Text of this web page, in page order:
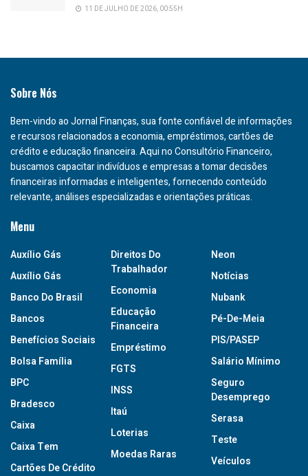
11 DE JULHO DE 2026, 00:55H
Sobre Nós
Bem-vindo ao Jornal Finanças, sua fonte confiável de informações
e recursos relacionados a economia, empréstimos, cartões de
crédito e educação financeira. Aqui no Consultório Financeiro,
buscamos capacitar indivíduos e empresas a tomar decisões
financeiras informadas e inteligentes, fornecendo conteúdo
relevante, análises especializadas e orientações práticas.
Menu
Auxílio Gás
Auxílio Gás
Banco Do Brasil
Bancos
Benefícios Sociais
Bolsa Família
BPC
Bradesco
Caixa
Caixa Tem
Cartões De Crédito
Direitos Do
Trabalhador
Economia
Educação
Financeira
Empréstimo
FGTS
INSS
Itaú
Loterias
Moedas Raras
Neon
Notícias
Nubank
Pé-De-Meia
PIS/PASEP
Salário Mínimo
Seguro
Desemprego
Serasa
Teste
Veículos